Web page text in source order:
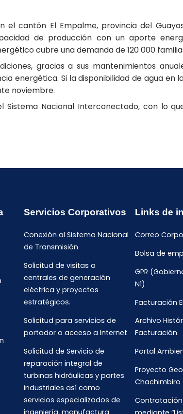
cantón El Empalme, provincia del
de producción con un aporte
cubre una demanda de 120 000
gracias a sus mantenimientos
energética. Si la disponibilidad de agua en
noviembre.
Nacional Interconectado, con lo
Servicios Corporativos
Conexión al Sistema Nacional
de Transmisión
Solicitud de visitas a
centrales de generación
eléctrica y proyectos
estratégicos.
Solicitud para servicios de
portador o acceso a Internet
Solicitud de Servicio de
reparación integral de
turbinas hidráulicas y partes
industriales así como
servicios especializados de
ingeniería, manufactura
Links de
Correo
Bolsa de
GPR
N1)
Facturación
Archivo
Facturación
Portal
Proyecto
Chachimbiro